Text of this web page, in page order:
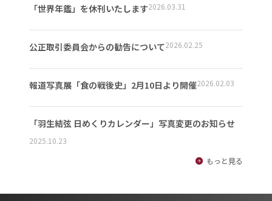
「世界年鑑」を休刊いたします2026.03.31
公正取引委員会からの勧告について2026.02.25
報道写真展「食の戦後史」2月10日より開催2026.02.03
「羽生結弦 日めくりカレンダー」写真変更のお知らせ
2025.10.23
もっと見る